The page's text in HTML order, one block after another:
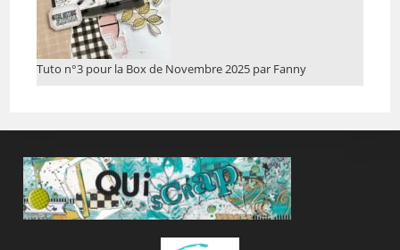
Tuto n°3 pour la Box de Novembre 2025 par Fanny